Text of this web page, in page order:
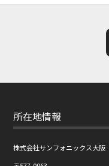
所在地情報
株式会社サンフォニックス大阪